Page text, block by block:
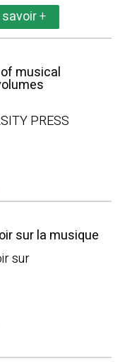
savoir+
musical
PRESS
sur la musique
sur